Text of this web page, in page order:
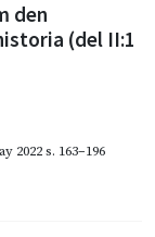
den
(del II:1
2022s. 163–196